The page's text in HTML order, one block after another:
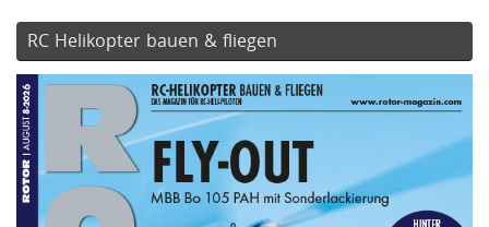
RC Helikopter bauen & fliegen